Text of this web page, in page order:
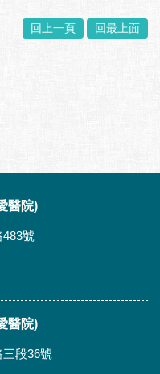
回上一頁 回最上面
醫院)
號
醫院)
段36號